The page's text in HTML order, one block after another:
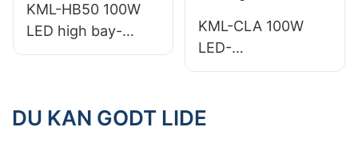
KML-HB50 100W
LED high bay-
lysleverandør til
fabrikker,
KML-CLA 100W
LED-
baldakinbelysning
områder såsom
DU KAN GODT LIDE